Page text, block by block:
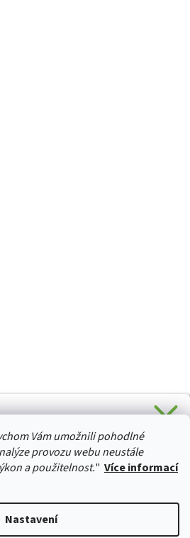
Vám umožnili pohodlné
provozu webu neustále
a použitelnost." Více informací
Nastavení
COLLECTION.CZ
novinek z našeho obchodu a je
Vaše :)
chci se přihlásit
osobních údajů